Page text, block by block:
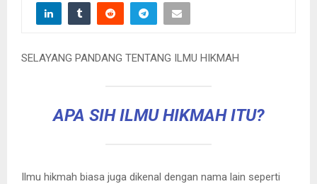
SELAYANG PANDANG TENTANG ILMU HIKMAH
APA SIH ILMU HIKMAH ITU?
Ilmu hikmah biasa juga dikenal dengan nama lain seperti